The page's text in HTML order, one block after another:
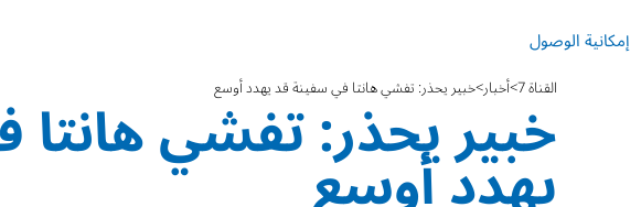
إمكانية الوصول
القناة 7 أخبار خبير يحذر: تفشي هانتا في سفينة قد يهدد أوسع
خبير يحذر: تفشي